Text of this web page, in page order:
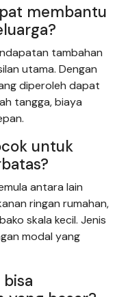
membantu
tambahan
utama. Dengan
diperoleh dapat
tangga, biaya
untuk
antara lain
ringan rumahan,
skala kecil. Jenis
modal yang